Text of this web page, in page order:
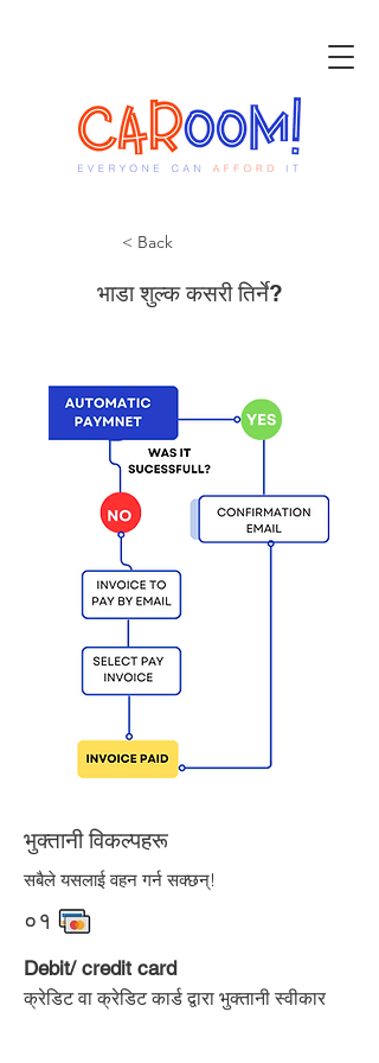
< Back
भाडा शुल्क कसरी तिर्ने?
भुक्तानी विकल्पहरू
सबैले यसलाई वहन गर्न सक्छन्!
०१
Debit/ credit card
क्रेडिट वा क्रेडिट कार्ड द्वारा भुक्तानी स्वीकार